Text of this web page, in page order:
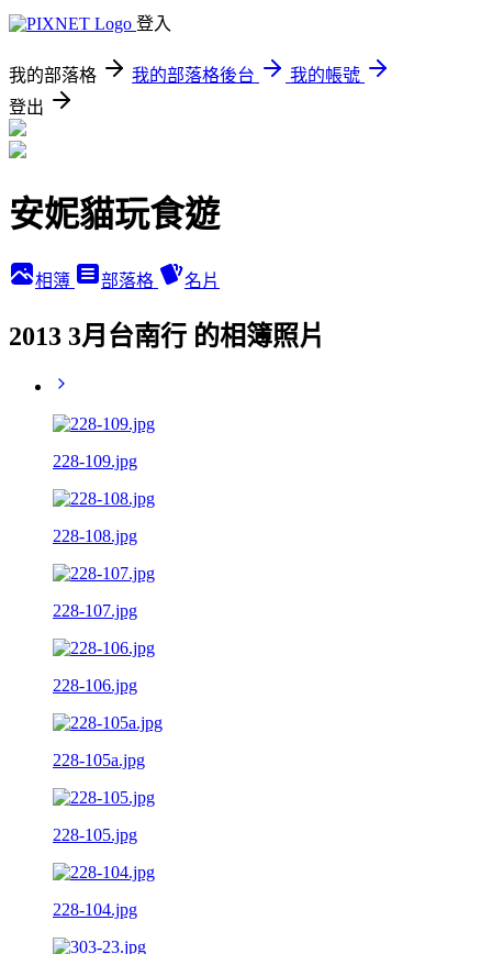
登入
我的部落格 我的部落格後台
我的帳號
登出
安妮貓玩食遊
相簿 部落格 名片
2013 3月台南行 的相簿照片
228-109.jpg
228-108.jpg
228-107.jpg
228-106.jpg
228-105a.jpg
228-105.jpg
228-104.jpg